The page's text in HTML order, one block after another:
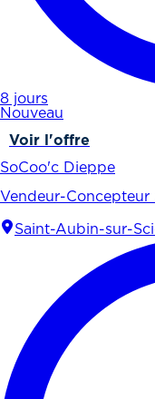
8 jours
Nouveau
Voir l'offre
SoCoo'c Dieppe
Vendeur-Concepteur
Saint-Aubin-sur-